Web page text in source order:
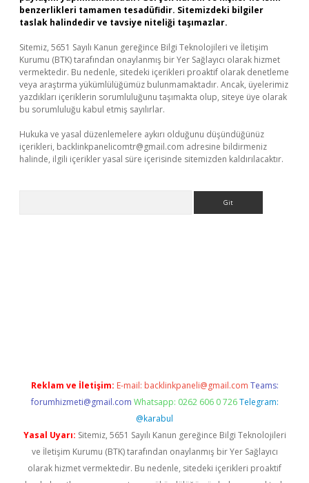
benzerlikleri tamamen tesadüfidir. Sitemizdeki bilgiler
taslak halindedir ve tavsiye niteliği taşımazlar.
Sitemiz, 5651 Sayılı Kanun gereğince Bilgi Teknolojileri ve İletişim
Kurumu (BTK) tarafından onaylanmış bir Yer Sağlayıcı olarak hizmet
vermektedir. Bu nedenle, sitedeki içerikleri proaktif olarak denetleme
veya araştırma yükümlülüğümüz bulunmamaktadır. Ancak, üyelerimiz
yazdıkları içeriklerin sorumluluğunu taşımakta olup, siteye üye olarak
bu sorumluluğu kabul etmiş sayılırlar.
Hukuka ve yasal düzenlemelere aykırı olduğunu düşündüğünüz
içerikleri, backlinkpanelicomtr@gmail.com adresine bildirmeniz
halinde, ilgili içerikler yasal süre içerisinde sitemizden kaldırılacaktır.
Reklam ve İletişim: E-mail: backlinkpaneli@gmail.com Teams:
forumhizmeti@gmail.com Whatsapp: 0262 606 0 726 Telegram:
@karabul
Yasal Uyarı: Sitemiz, 5651 Sayılı Kanun gereğince Bilgi Teknolojileri
ve İletişim Kurumu (BTK) tarafından onaylanmış bir Yer Sağlayıcı
olarak hizmet vermektedir. Bu nedenle, sitedeki içerikleri proaktif